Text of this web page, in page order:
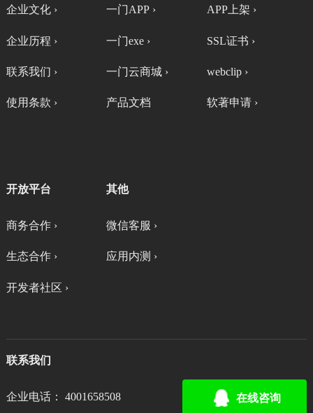
企业文化 ›
企业历程 ›
联系我们 ›
使用条款 ›
一门APP ›
一门exe ›
一门云商城 ›
产品文档
APP上架 ›
SSL证书 ›
webclip ›
软著申请 ›
开放平台
商务合作 ›
生态合作 ›
开发者社区 ›
其他
微信客服 ›
应用内测 ›
联系我们
企业电话： 4001658508 在线咨询